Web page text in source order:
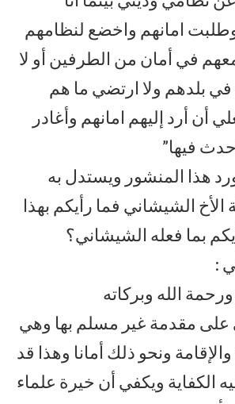
امانهم واخضع لنظامهم
في أمان من الطرفين أو لا
بلدهم ولا ارتضي ما هم
أن أرد إليهم امانهم وأغادر
فيها”
هذا المنشور ويستدل به
الشيشاني فما رأيكم بهذا
بما فعله الشيشاني؟
:
الله وبركاته
على مقدمة غير مسلم بها وهي
والإقامة ونحو ذلك أمانا وهذا قد
الكفاية ويكفي أن خيرة علماء